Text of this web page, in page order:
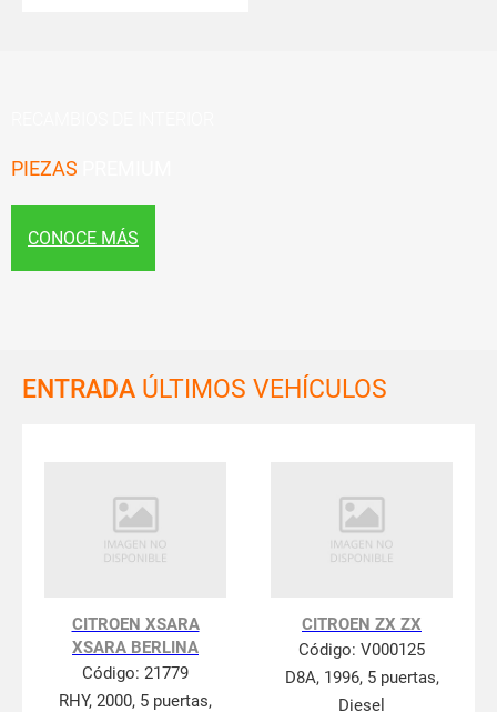
PIEZAS
CONOCE MÁS
ENTRADA ÚLTIMOS VEHÍCULOS
CITROEN XSARA
XSARA BERLINA
Código: 21779
RHY, 2000, 5 puertas,
CITROEN ZX ZX
Código: V000125
D8A, 1996, 5 puertas,
Diesel